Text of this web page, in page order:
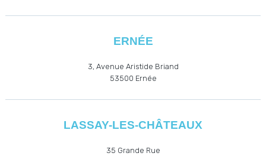
ERNÉE
3, Avenue Aristide Briand
53500 Ernée
LASSAY-LES-CHÂTEAUX
35 Grande Rue